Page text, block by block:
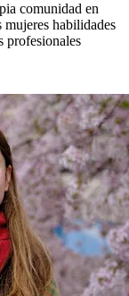
comunidad en
mujeres habilidades
profesionales